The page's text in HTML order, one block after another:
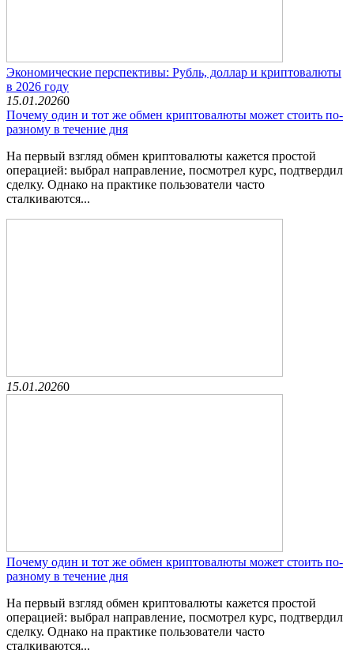
Экономические перспективы: Рубль, доллар и криптовалюты
в 2026 году
15.01.20260
Почему один и тот же обмен криптовалюты может стоить по-
разному в течение дня
На первый взгляд обмен криптовалюты кажется простой
операцией: выбрал направление, посмотрел курс, подтвердил
сделку. Однако на практике пользователи часто
сталкиваются...
15.01.20260
Почему один и тот же обмен криптовалюты может стоить по-
разному в течение дня
На первый взгляд обмен криптовалюты кажется простой
операцией: выбрал направление, посмотрел курс, подтвердил
сделку. Однако на практике пользователи часто
сталкиваются...